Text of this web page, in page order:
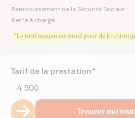
Remboursement de la Sécurité Sociale :
Reste à charge :
*Le tarif moyen constaté pour de la
Tarif de la prestation*
Trouver ma